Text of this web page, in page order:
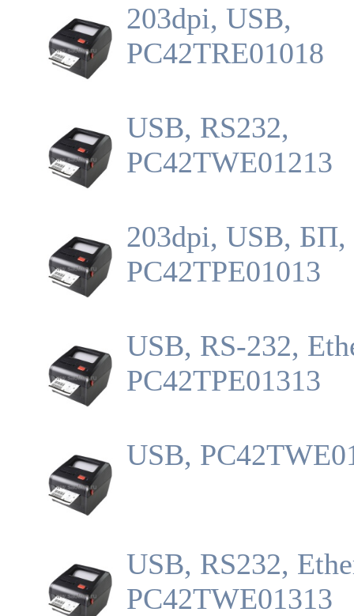
203dpi, USB,
PC42TRE01018
USB, RS232,
PC42TWE01213
203dpi, USB, БП,
PC42TPE01013
USB, RS-232,
PC42TPE01313
USB,
USB, RS232,
PC42TWE01313